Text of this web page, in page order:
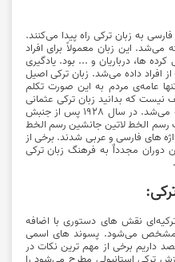
به زبان ترکی راه پیدا می‌کنند.
می‌شد. این زبان معمولاً برای افراد
ها، درباریان و ... بود. یادگیری
افراد داده می‌شد. زبان ترکی اصیل
عامه‌ی مردم به این صورت تکلم
نیست که بدانید زبان ترکی عثمانی
در آن زمان به رسم الخط فارسی نوشته می‌شد. در سال 1928 پس از جنبش
رسم الخط لاتین جانشین رسم الخط
های فارسی و عربی شدند. برخی از
دوران مجدداٌ به فرهنگ زبان ترکی
نقش های دستوری با اضافه
مشخص می‌شود. پسوند های اسمی
داریم برخی از مهم ترین نکات در
ترکی استانبولی مطرح می‌شود را